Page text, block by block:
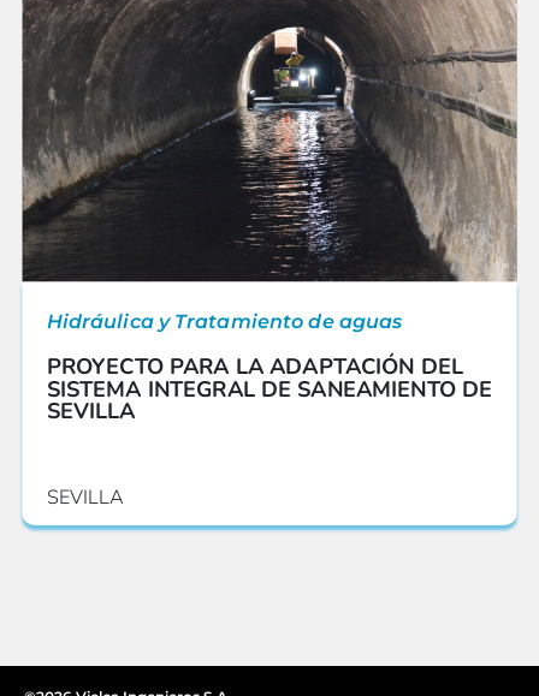
Hidráulica y Tratamiento de aguas
PROYECTO PARA LA ADAPTACIÓN DEL
SISTEMA INTEGRAL DE SANEAMIENTO DE
SEVILLA
SEVILLA